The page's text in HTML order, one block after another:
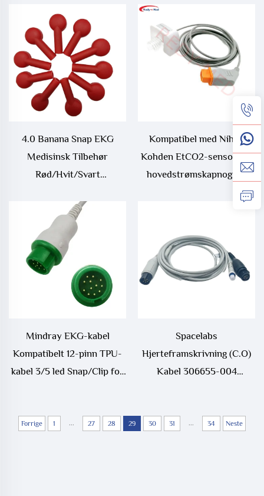
Kompatibel med CareScape
4.0 Banana Snap EKG
Medisinsk Tilbehør
Rød/Hvit/Svart
ECG/EKG-kabler
Medisinske Forbruksvare
Kompatibel med Nihon
Kohden EtCO2-sensor for
hovedstrømskapnografi
Mindray EKG-kabel
Kompatibelt 12-pinn TPU-
kabel 3/5 led Snap/Clip for
Spacelabs
Hjerteframskrivning (C.O)
Kabel 306655-004
Forbrukervarer
Forrige 1 ... 27 28 29 30 31 ... 34 Neste